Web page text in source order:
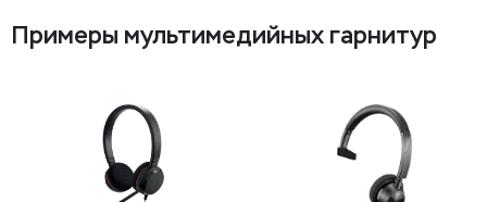
Примеры мультимедийных гарнитур